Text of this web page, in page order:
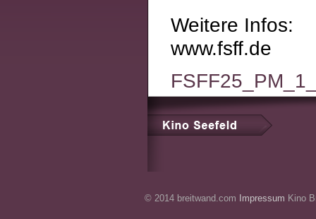
Weitere Infos:
www.fsff.de
© 2014 breitwand.com Impressum Kino